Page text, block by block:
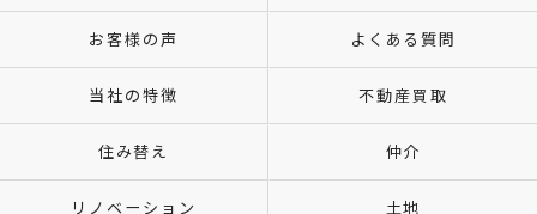
お客様の声 よくある質問
当社の特徴 不動産買取
住み替え 仲介
リノベーション 土地